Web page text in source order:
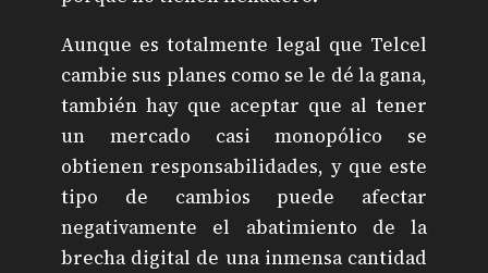
Aunque es totalmente legal que Telcel
cambie sus planes como se le dé la gana,
también hay que aceptar que al tener
un mercado casi monopólico se
obtienen responsabilidades, y que este
tipo de cambios puede afectar
negativamente el abatimiento de la
brecha digital de una inmensa cantidad